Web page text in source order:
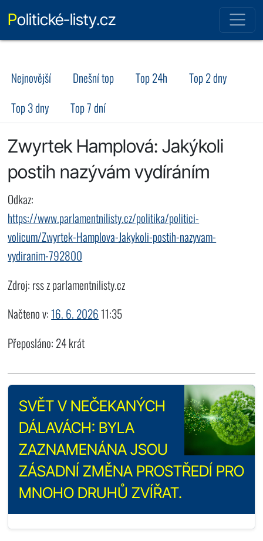
Politické-listy.cz
Nejnovější Dnešní top Top 24h
Top 2 dny
Top 3 dny
Top 7 dní
Zwyrtek Hamplová: Jakýkoli
postih nazývám vydíráním
Odkaz:
https://www.parlamentnilisty.cz/politika/politici-
volicum/Zwyrtek-Hamplova-Jakykoli-postih-nazyvam-
vydiranim-792800
Zdroj: rss z parlamentnilisty.cz
Načteno v:16. 6. 202611:35
Přeposláno: 24 krát
SVĚT V NEČEKANÝCH
DÁLAVÁCH: BYLA
ZAZNAMENÁNA JSOU
ZÁSADNÍ ZMĚNA PROSTŘEDÍ PRO
MNOHO DRUHŮ ZVÍŘAT.